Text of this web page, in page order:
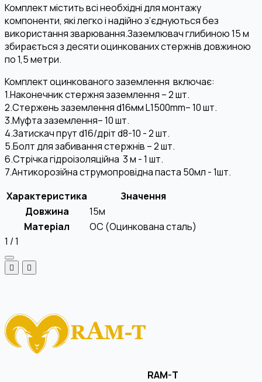
Комплект містить всі необхідні для монтажу
компоненти, які легко і надійно з’єднуються без
використання зварювання.Заземлювач глибиною 15 м
збирається з десяти оцинкованих стержнів довжиною
по 1,5 метри.
Комплект оцинкованого заземлення включає:
1.Наконечник стержня заземлення – 2 шт.
2.Стержень заземлення d16мм L1500mm– 10 шт.
3.Муфта заземлення– 10 шт.
4.Затискач прут d16/дріт d8-10 - 2 шт.
5.Болт для забивання стержнів – 2 шт.
6.Стрічка гідроізоляційна 3 м - 1 шт.
7.Антикорозійна струмопровідна паста 50мл - 1шт.
Характеристика
Значення
Довжина
15м
Матеріал
OC (Оцинкована сталь)
1 /1
RAM-T